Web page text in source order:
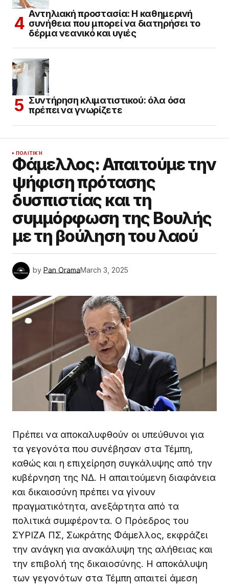
Αντηλιακή προστασία: Η καθημερινή
συνήθεια που μπορεί να διατηρήσει το
δέρμα νεανικό και υγιές
Συντήρηση κλιματιστικού: όλα όσα
πρέπει να γνωρίζετε
ΠΟΛΙΤΙΚΉ
Φάμελλος: Απαιτούμε την
ψήφιση πρότασης
δυσπιστίας και τη
συμμόρφωση της Βουλής
με τη βούληση του λαού
by Pan OramaMarch 3, 2025
Πρέπει να αποκαλυφθούν οι υπεύθυνοι για
τα γεγονότα που συνέβησαν στα Τέμπη,
καθώς και η επιχείρηση συγκάλυψης από την
κυβέρνηση της ΝΔ. Η απαιτούμενη διαφάνεια
και δικαιοσύνη πρέπει να γίνουν
πραγματικότητα, ανεξάρτητα από τα
πολιτικά συμφέροντα. Ο Πρόεδρος του
ΣΥΡΙΖΑ ΠΣ, Σωκράτης Φάμελλος, εκφράζει
την ανάγκη για ανακάλυψη της αλήθειας και
την επιβολή της δικαιοσύνης. Η αποκάλυψη
των γεγονότων στα Τέμπη απαιτεί άμεση